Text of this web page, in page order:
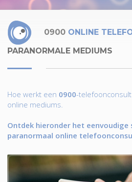
0900 ONLINE
PARANORMALE MEDIUMS
Hoe werkt een 0900-
online mediums.
Ontdek hieronder het eenvoudige
paranormaal online